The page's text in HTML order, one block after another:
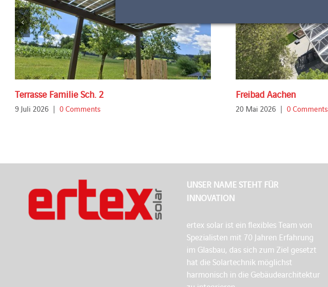
Terrasse Familie Sch. 2
9 Juli 2026 | 0 Comments
Freibad Aachen
20 Mai 2026 | 0 Comments
UNSER NAME STEHT FÜR
INNOVATION
ertex solar ist ein flexibles Team von
Spezialisten mit 70 Jahren Erfahrung
im Glasbau, das sich zum Ziel gesetzt
hat die Solartechnik möglichst
harmonisch in die Gebäudearchitektur